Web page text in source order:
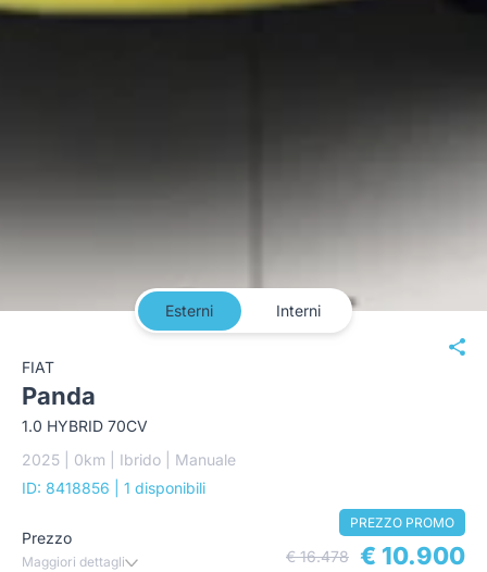
Esterni Interni
FIAT
Panda
1.0 HYBRID 70CV
2025 | 0km | Ibrido | Manuale
ID: 8418856
| 1 disponibili
Prezzo
Maggiori dettagli
PREZZO PROMO
€ 16.478 € 10.900